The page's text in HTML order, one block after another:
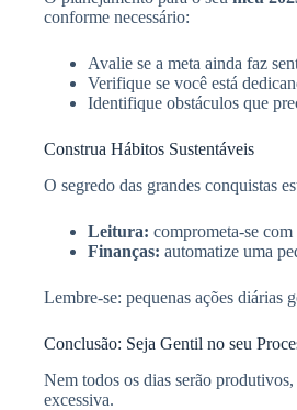
conforme necessário:
Avalie se a meta ainda faz
Verifique se você está
Identifique obstáculos que
Construa Hábitos Sustentáveis
O segredo das grandes conquistas
Leitura: comprometa-se
Finanças: automatize uma
Lembre-se: pequenas ações diárias
Conclusão: Seja Gentil no seu
Nem todos os dias serão
excessiva.